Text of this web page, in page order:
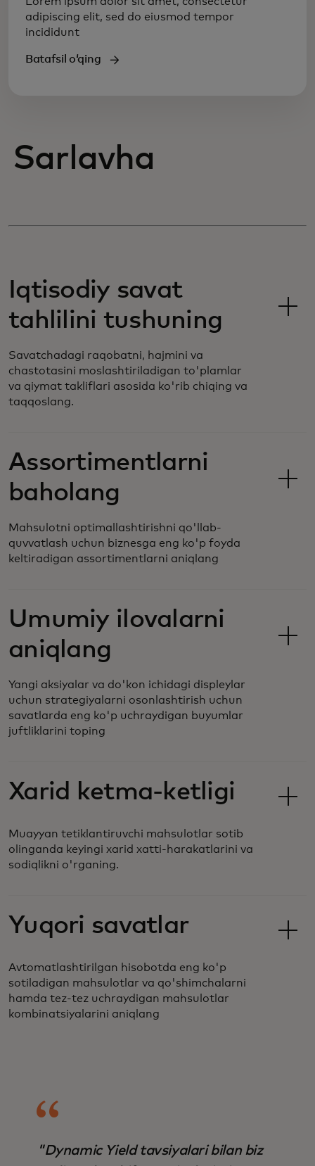
adipiscing elit, sed do eiusmod tempor
incididunt
Batafsil oʻqing
Sarlavha
Iqtisodiy savat
tahlilini tushuning
Savatchadagi raqobatni, hajmini va
chastotasini moslashtiriladigan to'plamlar
va qiymat takliflari asosida ko'rib chiqing va
taqqoslang.
Assortimentlarni
baholang
Mahsulotni optimallashtirishni qo'llab-
quvvatlash uchun biznesga eng ko'p foyda
keltiradigan assortimentlarni aniqlang
Umumiy ilovalarni
aniqlang
Yangi aksiyalar va do'kon ichidagi displeylar
uchun strategiyalarni osonlashtirish uchun
savatlarda eng ko'p uchraydigan buyumlar
juftliklarini toping
Xarid ketma-ketligi
Muayyan tetiklantiruvchi mahsulotlar sotib
olinganda keyingi xarid xatti-harakatlarini va
sodiqlikni o'rganing.
Yuqori savatlar
Avtomatlashtirilgan hisobotda eng ko'p
sotiladigan mahsulotlar va qo'shimchalarni
hamda tez-tez uchraydigan mahsulotlar
kombinatsiyalarini aniqlang
"Dynamic Yield tavsiyalari bilan biz